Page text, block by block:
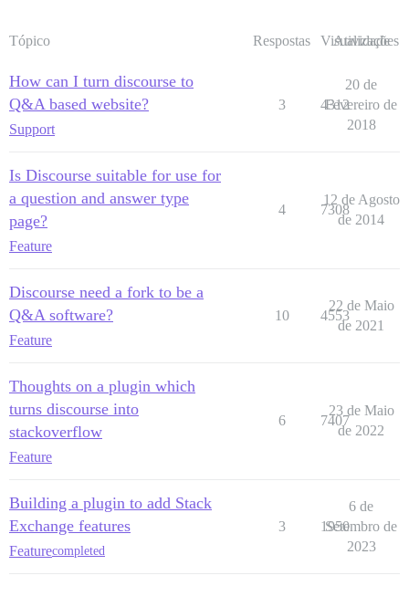
Tópico Respostas Visualizações
Atividade
How can I turn discourse to
Q&A based website?
Support
3 4312
20 de
Fevereiro de
2018
Is Discourse suitable for use for
a question and answer type
page?
Feature
4 7308
12 de Agosto
de 2014
Discourse need a fork to be a
Q&A software?
Feature
10 4553
22 de Maio
de 2021
Thoughts on a plugin which
turns discourse into
stackoverflow
Feature
6 7407
23 de Maio
de 2022
Building a plugin to add Stack
Exchange features
Featurecompleted
3 1950
6 de
Setembro de
2023